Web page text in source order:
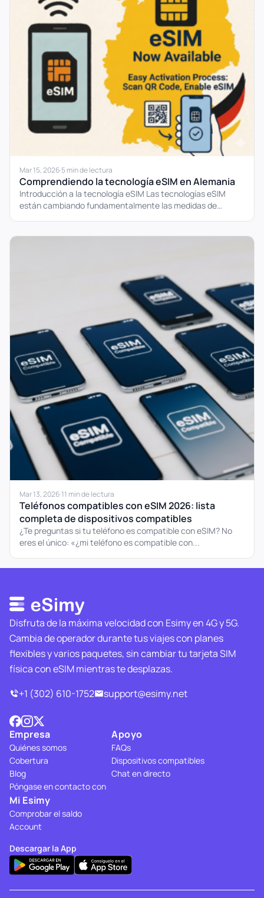
Mar 15, 2026·5 min de lectura
Comprendiendo la tecnología eSIM en Alemania
Introducción a la tecnología eSIM Las tecnologías eSIM
están cambiando fundamentalmente las medidas de
Mar 13, 2026·11 min de lectura
Teléfonos compatibles con eSIM 2026: lista
completa de dispositivos compatibles
¿Te preguntas si tu teléfono es compatible con eSIM? No
eres el único: «¿mi teléfono es compatible con...
Disfruta de la máxima velocidad con Esimy en 4G y 5G.
Cambia de operador durante tus viajes con planes
flexibles y varios paquetes, sin cambiar tu tarjeta SIM
física con eSIM mientras te desplazas.
+1 (302) 610-1752
support@esimy.net
Empresa
Quiénes somos
Cobertura
Blog
Póngase en contacto con
Apoyo
FAQs
Dispositivos compatibles
Chat en directo
Mi Esimy
Comprobar el saldo
Account
Descargar la App